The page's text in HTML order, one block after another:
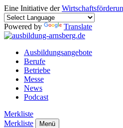
Eine Initiative der
Powered by Translate
Ausbildungsangebote
Berufe
Betriebe
Messe
News
Podcast
Merkliste
Merkliste
Menü